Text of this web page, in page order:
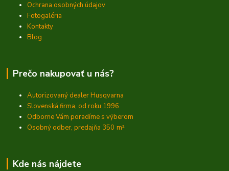
Ochrana osobných údajov
Fotogaléria
Kontakty
Blog
Prečo nakupovať u nás?
Autorizovaný dealer Husqvarna
Slovenská firma, od roku 1996
Odborne Vám poradíme s výberom
Osobný odber, predajňa 350 m²
Kde nás nájdete